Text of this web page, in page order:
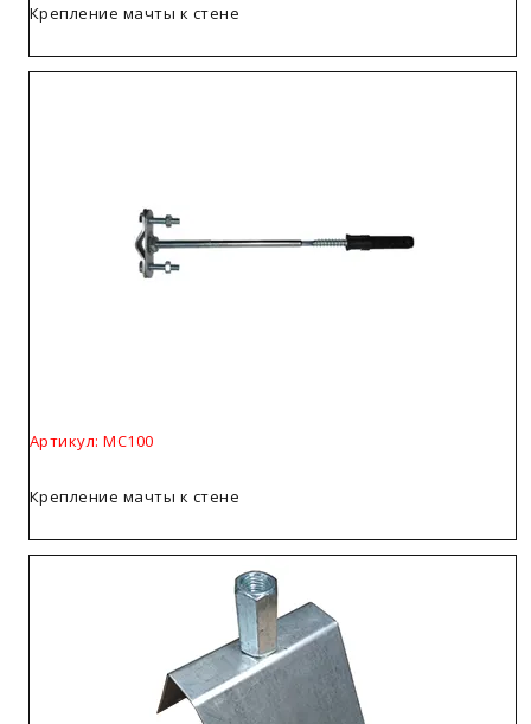
Крепление мачты к стене
Артикул: МС100
Крепление мачты к стене